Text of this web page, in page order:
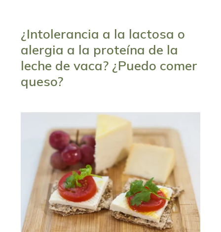
¿Intolerancia a la lactosa o
alergia a la proteína de la
leche de vaca? ¿Puedo comer
queso?